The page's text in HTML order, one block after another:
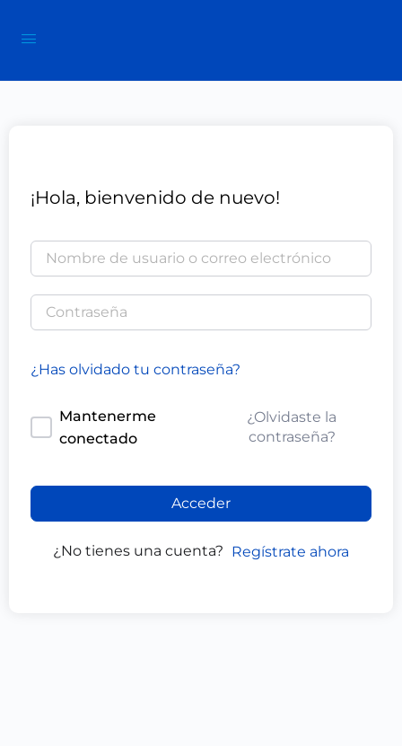
¡Hola, bienvenido de nuevo!
¿Has olvidado tu contraseña?
Mantenerme
conectado
¿Olvidaste la
contraseña?
Acceder
¿No tienes una cuenta? Regístrate ahora